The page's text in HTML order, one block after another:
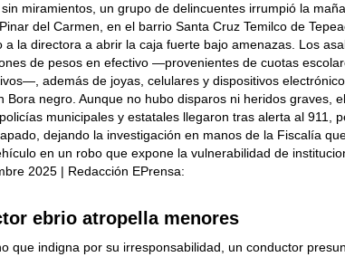
miramientos, un grupo de delincuentes irrumpió la
del Carmen, en el barrio Santa Cruz Temilco de
a la directora a abrir la caja fuerte bajo amenazas. Los
de pesos en efectivo —provenientes de cuotas
además de joyas, celulares y dispositivos
Bora negro. Aunque no hubo disparos ni heridos graves,
municipales y estatales llegaron tras alerta al 911,
dejando la investigación en manos de la Fiscalía
en un robo que expone la vulnerabilidad de
2025 | Redacción EPrensa:
ebrio atropella menores
que indigna por su irresponsabilidad, un conductor